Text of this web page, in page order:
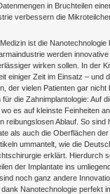
in Bruchteilen
verbessern die
ist die Nanotechnologie
werden
wirken sollen. In der
einiger Zeit im Einsatz – und
der vielen Patienten gar nicht
die Zahnimplantologie: Auf
es auf kleinste Feinheiten
reibungslosen Ablauf. So sind
als auch die Oberflächen
ummantelt, wie die
erklärt. Hierdurch
der Implantate ins
noch ganz andere
Nanotechnologie perfekt